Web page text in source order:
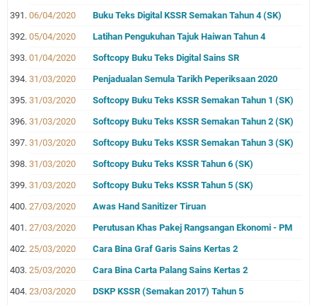
06/04/2020
Buku Teks Digital KSSR Semakan Tahun 4 (SK)
05/04/2020
Latihan Pengukuhan Tajuk Haiwan Tahun 4
01/04/2020
Softcopy Buku Teks Digital Sains SR
31/03/2020
Penjadualan Semula Tarikh Peperiksaan 2020
31/03/2020
Softcopy Buku Teks KSSR Semakan Tahun 1 (SK)
31/03/2020
Softcopy Buku Teks KSSR Semakan Tahun 2 (SK)
31/03/2020
Softcopy Buku Teks KSSR Semakan Tahun 3 (SK)
31/03/2020
Softcopy Buku Teks KSSR Tahun 6 (SK)
31/03/2020
Softcopy Buku Teks KSSR Tahun 5 (SK)
27/03/2020
Awas Hand Sanitizer Tiruan
27/03/2020
Perutusan Khas Pakej Rangsangan Ekonomi - PM
25/03/2020
Cara Bina Graf Garis Sains Kertas 2
25/03/2020
Cara Bina Carta Palang Sains Kertas 2
23/03/2020
DSKP KSSR (Semakan 2017) Tahun 5